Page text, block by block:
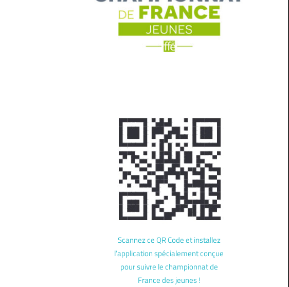
Scannez ce QR Code et installez
l’application spécialement conçue
pour suivre le championnat de
France des jeunes !